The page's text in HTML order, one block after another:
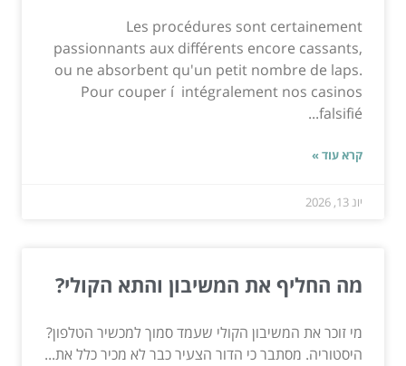
Les procédures sont certainement
passionnants aux différents encore cassants,
ou ne absorbent qu'un petit nombre de laps.
Pour couper í intégralement nos casinos
falsifié...
קרא עוד »
יונ 13, 2026
מה החליף את המשיבון והתא הקולי?
מי זוכר את המשיבון הקולי שעמד סמוך למכשיר הטלפון?
היסטוריה. מסתבר כי הדור הצעיר כבר לא מכיר כלל את...